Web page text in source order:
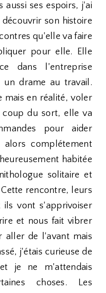
aussi ses espoirs, j'ai
son histoire
qu'elle va faire
pour elle. Elle
dans l'entreprise
un drame au travail.
mais en réalité, voler
coup du sort, elle va
pour aider
complétement
habitée
solitaire et
rencontre, leurs
ils vont s'apprivoiser
et nous fait vibrer
aller de l'avant mais
j'étais curieuse de
je ne m'attendais
choses. Les